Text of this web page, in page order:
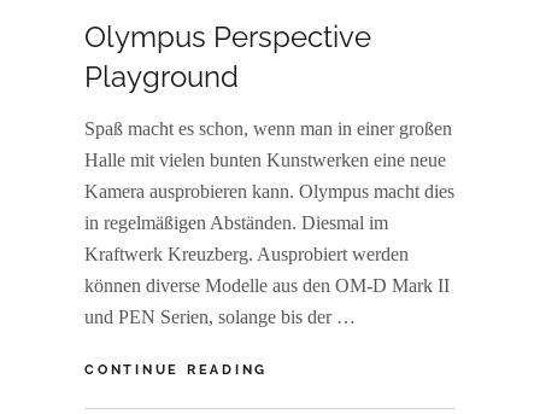
Olympus Perspective
Playground
Spaß macht es schon, wenn man in einer großen
Halle mit vielen bunten Kunstwerken eine neue
Kamera ausprobieren kann. Olympus macht dies
in regelmäßigen Abständen. Diesmal im
Kraftwerk Kreuzberg. Ausprobiert werden
können diverse Modelle aus den OM-D Mark II
und PEN Serien, solange bis der …
CONTINUE READING